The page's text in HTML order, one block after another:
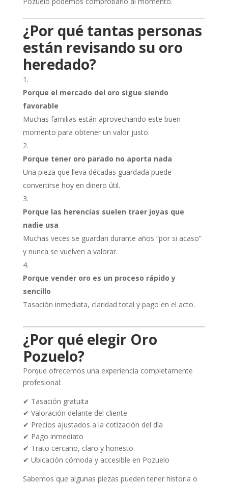
¿Por qué tantas personas
están revisando su oro
heredado?
Porque el mercado del oro sigue siendo
favorable
Muchas familias están aprovechando este buen
momento para obtener un valor justo.
Porque tener oro parado no aporta nada
Una pieza que lleva décadas guardada puede
convertirse hoy en dinero útil.
Porque las herencias suelen traer joyas que
nadie usa
Muchas veces se guardan durante años “por si acaso”
y nunca se vuelven a valorar.
Porque vender oro es un proceso rápido y
sencillo
Tasación inmediata, claridad total y pago en el acto.
¿Por qué elegir Oro
Pozuelo?
Porque ofrecemos una experiencia completamente
profesional:
✔ Tasación gratuita
✔ Valoración delante del cliente
✔ Precios ajustados a la cotización del día
✔ Pago inmediato
✔ Trato cercano, claro y honesto
✔ Ubicación cómoda y accesible en Pozuelo
Sabemos que algunas piezas pueden tener historia o